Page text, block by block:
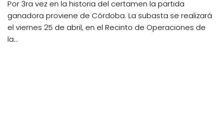
Por 3ra vez en la historia del certamen la partida
ganadora proviene de Córdoba. La subasta se realizará
el viernes 25 de abril, en el Recinto de Operaciones de
la...